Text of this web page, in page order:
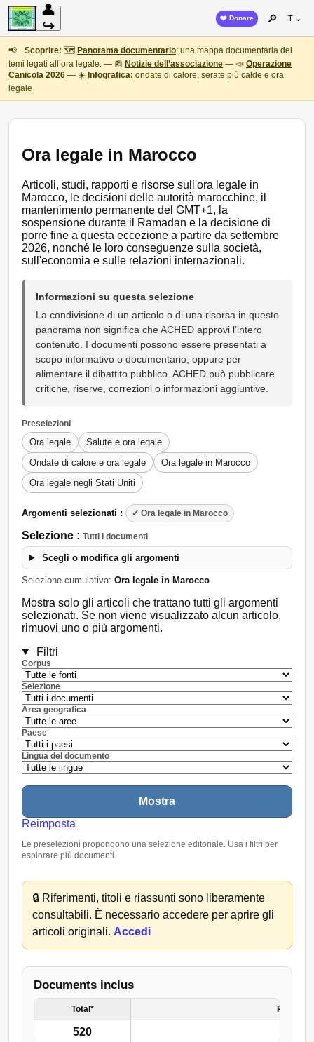
👤
↪
❤️ Donare 🔎 IT ⌄
📢 Scoprire: 🗺️ Panorama documentario: una mappa documentaria dei
temi legati all’ora legale. — 📰 Notizie dell’associazione — 📣 Operazione
Canicola 2026 — ☀️ Infografica: ondate di calore, serate più calde e ora
legale
Ora legale in Marocco
Articoli, studi, rapporti e risorse sull'ora legale in
Marocco, le decisioni delle autorità marocchine, il
mantenimento permanente del GMT+1, la
sospensione durante il Ramadan e la decisione di
porre fine a questa eccezione a partire da settembre
2026, nonché le loro conseguenze sulla società,
sull'economia e sulle relazioni internazionali.
Informazioni su questa selezione
La condivisione di un articolo o di una risorsa in questo
panorama non significa che ACHED approvi l'intero
contenuto. I documenti possono essere presentati a
scopo informativo o documentario, oppure per
alimentare il dibattito pubblico. ACHED può pubblicare
critiche, riserve, correzioni o informazioni aggiuntive.
Preselezioni
Ora legale
Salute e ora legale
Ondate di calore e ora legale
Ora legale in Marocco
Ora legale negli Stati Uniti
Argomenti selezionati : ✓ Ora legale in Marocco
Selezione : Tutti i documenti
Scegli o modifica gli argomenti
Selezione cumulativa: Ora legale in Marocco
Mostra solo gli articoli che trattano tutti gli argomenti
selezionati. Se non viene visualizzato alcun articolo,
rimuovi uno o più argomenti.
Filtri
Corpus
Selezione
Area geografica
Paese
Lingua del documento
Mostra
Reimposta
Le preselezioni propongono una selezione editoriale. Usa i filtri per
esplorare più documenti.
🔒 Riferimenti, titoli e riassunti sono liberamente
consultabili. È necessario accedere per aprire gli
articoli originali. Accedi
Documents inclus
Total* Resto
520